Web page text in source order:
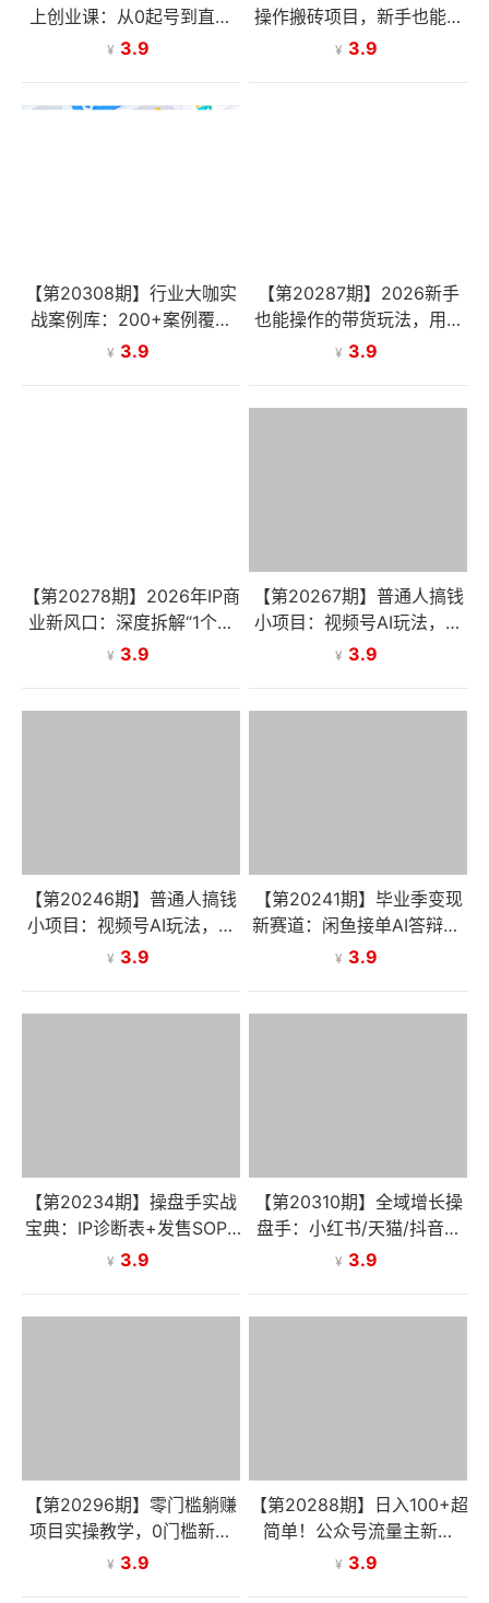
上创业课：从0起号到直播
变现，手把手教你轻松盈利
¥ 3.9
操作搬砖项目，新手也能利
用AI轻松创作，多元化变现
¥ 3.9
【第20308期】行业大咖实
战案例库：200+案例覆盖
全行业，直接借鉴可复制的
¥ 3.9
【第20287期】2026新手
也能操作的带货玩法，用这
个方法零门槛，轻松月入10
¥ 3.9
【第20278期】2026年IP商
业新风口：深度拆解“1个项
目3个人年入1000W”的极简
¥ 3.9
【第20267期】普通人搞钱
小项目：视频号AI玩法，轻
松制作10W+靠播放量月入
¥ 3.9
【第20246期】普通人搞钱
小项目：视频号AI玩法，轻
松制作10W+靠播放量月入
¥ 3.9
【第20241期】毕业季变现
新赛道：闲鱼接单AI答辩PP
T，零基础也能轻松赚佣金
¥ 3.9
【第20234期】操盘手实战
宝典：IP诊断表+发售SOP+
AI提示词库，配套工具包直
¥ 3.9
【第20310期】全域增长操
盘手：小红书/天猫/抖音多
渠道协同，打通从用户种草
¥ 3.9
【第20296期】零门槛躺赚
项目实操教学，0门槛新手
也能轻松赚收益，一天赚几
¥ 3.9
【第20288期】日入100+超
简单！公众号流量主新玩
法，扒生活小技巧文案，有
¥ 3.9